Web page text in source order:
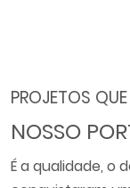
PROJETOS
NOSSO
É a qualidade, o